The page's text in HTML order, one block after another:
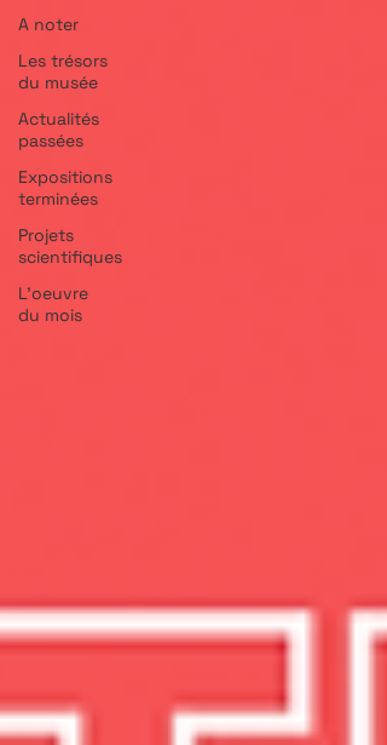
A noter
Les trésors
du musée
Actualités
passées
Expositions
terminées
Projets
scientifiques
L'oeuvre
du mois